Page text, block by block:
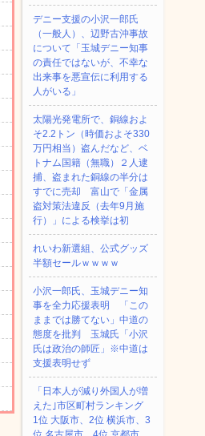
デニー支援の小沢一郎氏
（一般人）、辺野古沖事故
について「玉城デニー知事
の責任ではないが、不幸な
出来事を悪宣伝に利用する
人がいる」
太陽光発電所で、銅線およ
そ2.2トン（時価およそ330
万円相当）盗んだなど、ベ
トナム国籍（無職）２人逮
捕、盗まれた銅線の半分は
すでに売却 富山で「金属
盗対策法違反（去年9月施
行）」による検挙は初
れいわ新選組、公式グッズ
半額セールｗｗｗｗ
小沢一郎氏、玉城デニー知
事を全力応援表明 「この
ままでは勝てない」中道の
態度を批判 玉城氏「小沢
氏は政治の師匠」※中道は
支援表明せず
「日本人が減り外国人が増
えた｣市区町村ランキング
1位 大阪市、2位 横浜市、3